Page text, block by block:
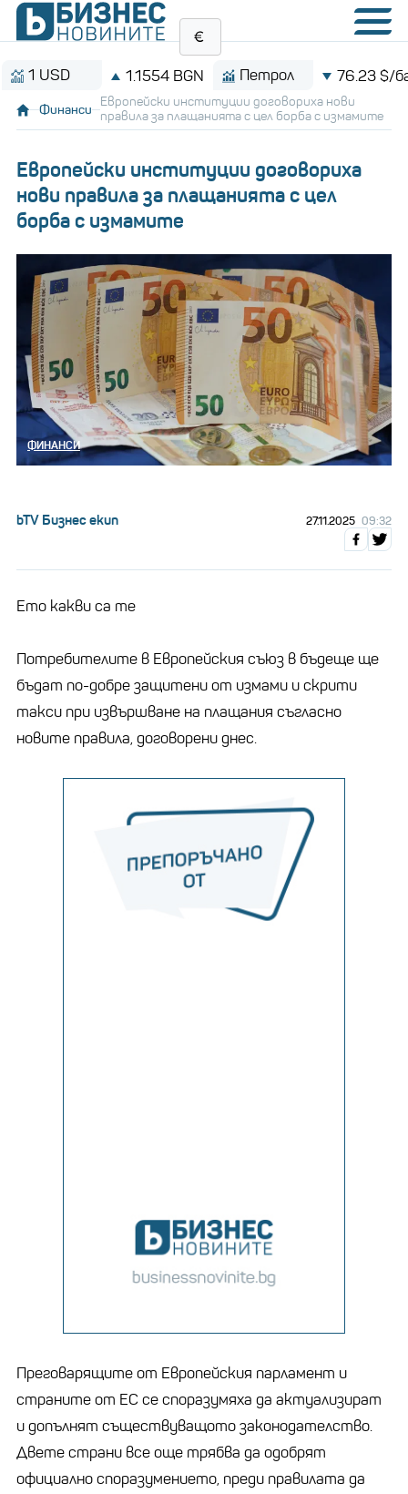
1.1554 BGN Петрол 76.23 $/барел
Финанси
Европейски институции договориха нови
правила за плащанията с цел борба с измамите
Европейски институции договориха
нови правила за плащанията с цел
борба с измамите
ФИНАНСИ
bTV Бизнес екип 27.11.2025 09:32
Ето какви са те
Потребителите в Европейския съюз в бъдеще ще
бъдат по-добре защитени от измами и скрити
такси при извършване на плащания съгласно
новите правила, договорени днес.
Преговарящите от Европейския парламент и
страните от ЕС се споразумяха да актуализират
и допълнят съществуващото законодателство.
Двете страни все още трябва да одобрят
официално споразумението, преди правилата да